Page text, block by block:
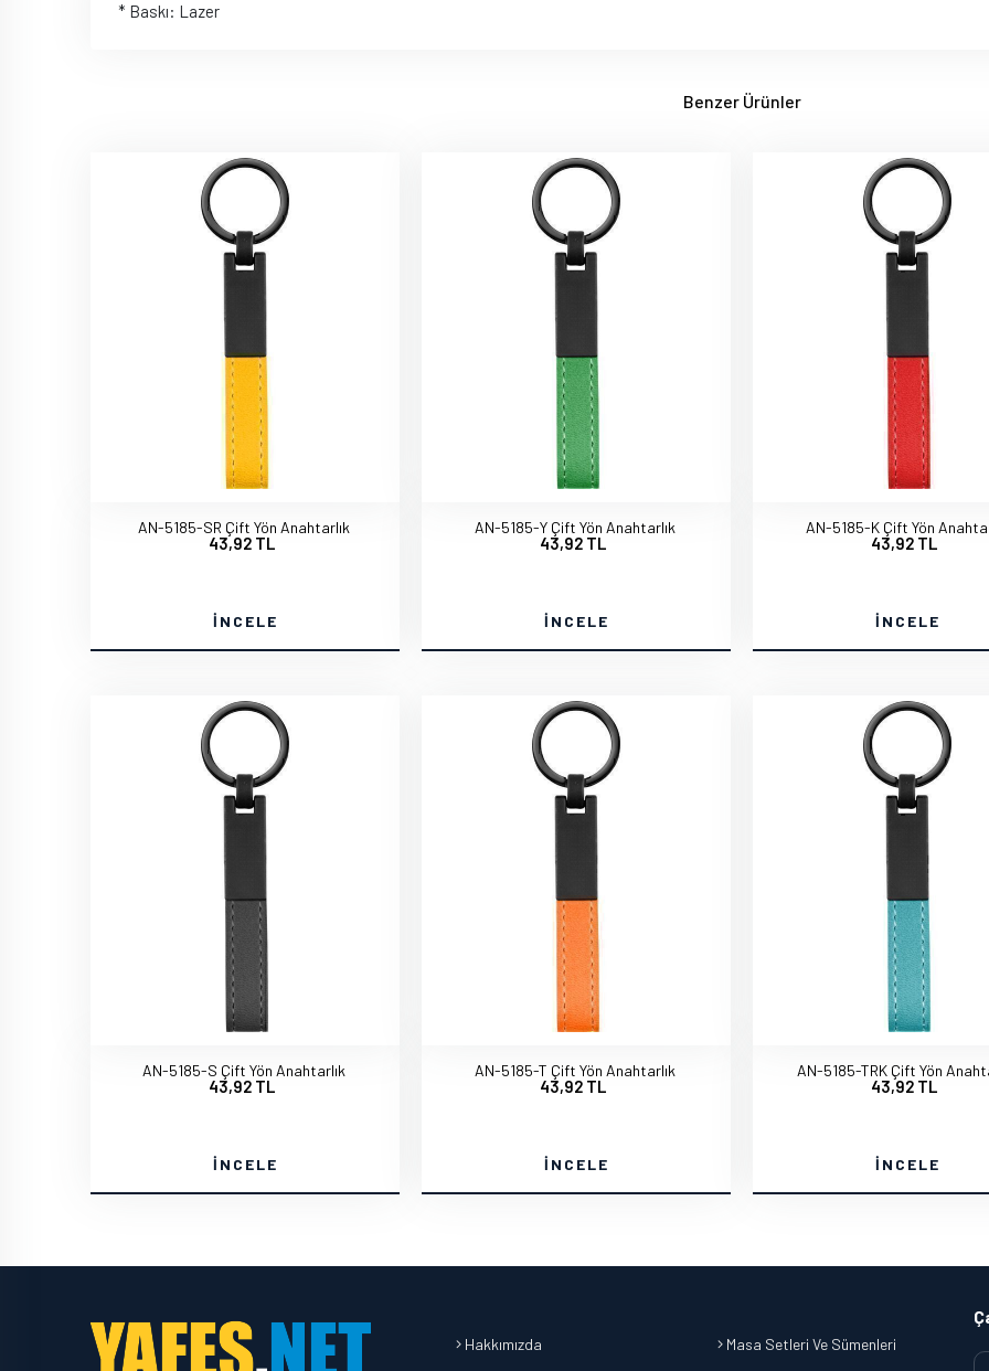
* Baskı: Lazer
Benzer Ürünler
AN-5185-SR Çift Yön Anahtarlık
43,92 TL
İNCELE
AN-5185-Y Çift Yön Anahtarlık
43,92 TL
İNCELE
AN-5185-K Çift Yön
43,92 TL
İNCELE
AN-5185-S Çift Yön Anahtarlık
43,92 TL
İNCELE
AN-5185-T Çift Yön Anahtarlık
43,92 TL
İNCELE
AN-5185-TRK Çift Yön
43,92 TL
İNCELE
Hakkımızda Masa Setleri Ve Sümenleri